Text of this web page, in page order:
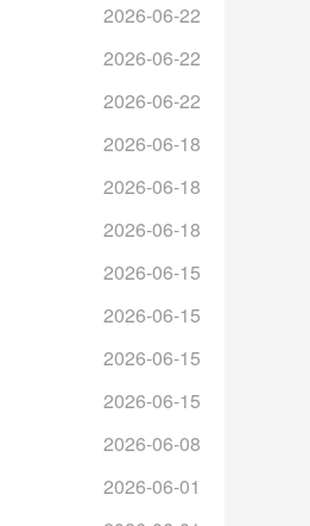
2026-06-22
2026-06-22
2026-06-22
2026-06-18
2026-06-18
2026-06-18
2026-06-15
2026-06-15
2026-06-15
2026-06-15
2026-06-08
2026-06-01